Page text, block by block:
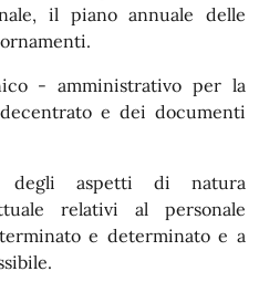
il piano annuale delle
- amministrativo per la
e dei documenti
degli aspetti di natura
relativi al personale
e determinato e a